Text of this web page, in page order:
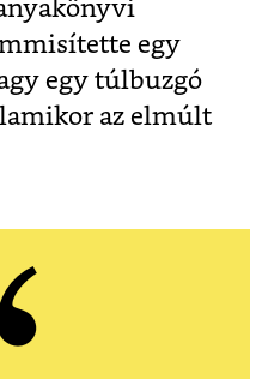
egy
egy túlbuzgó
az elmúlt